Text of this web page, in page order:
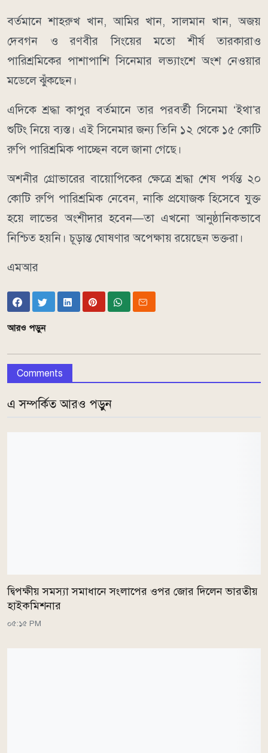
বর্তমানে শাহরুখ খান, আমির খান, সালমান খান, অজয়
দেবগন ও রণবীর সিংয়ের মতো শীর্ষ তারকারাও
পারিশ্রমিকের পাশাপাশি সিনেমার লভ্যাংশে অংশ নেওয়ার
মডেলে ঝুঁকছেন।
এদিকে শ্রদ্ধা কাপুর বর্তমানে তার পরবর্তী সিনেমা ‘ইথা’র
শুটিং নিয়ে ব্যস্ত। এই সিনেমার জন্য তিনি ১২ থেকে ১৫ কোটি
রুপি পারিশ্রমিক পাচ্ছেন বলে জানা গেছে।
অশনীর গ্রোভারের বায়োপিকের ক্ষেত্রে শ্রদ্ধা শেষ পর্যন্ত ২০
কোটি রুপি পারিশ্রমিক নেবেন, নাকি প্রযোজক হিসেবে যুক্ত
হয়ে লাভের অংশীদার হবেন—তা এখনো আনুষ্ঠানিকভাবে
নিশ্চিত হয়নি। চূড়ান্ত ঘোষণার অপেক্ষায় রয়েছেন ভক্তরা।
এমআর
আরও পড়ুন
Comments
এ সম্পর্কিত আরও পড়ুন
দ্বিপক্ষীয় সমস্যা সমাধানে সংলাপের ওপর জোর দিলেন ভারতীয়
হাইকমিশনার
০৫:১৫ PM